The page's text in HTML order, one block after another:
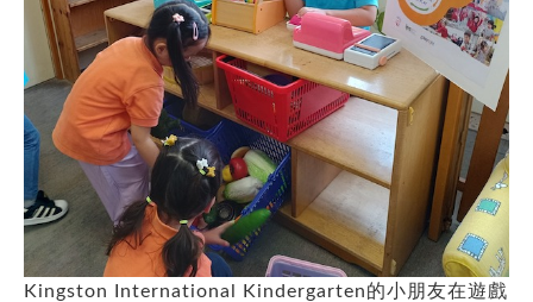
Kingston International Kindergarten的小朋友在遊戲